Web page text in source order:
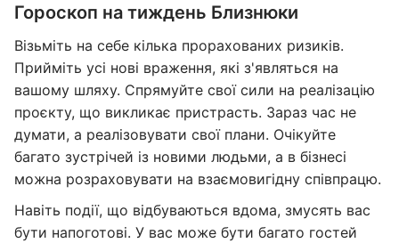
Гороскоп на тиждень Близнюки
Візьміть на себе кілька прорахованих ризиків.
Прийміть усі нові враження, які з'являться на
вашому шляху. Спрямуйте свої сили на реалізацію
проєкту, що викликає пристрасть. Зараз час не
думати, а реалізовувати свої плани. Очікуйте
багато зустрічей із новими людьми, а в бізнесі
можна розраховувати на взаємовигідну співпрацю.
Навіть події, що відбуваються вдома, змусять вас
бути напоготові. У вас може бути багато гостей